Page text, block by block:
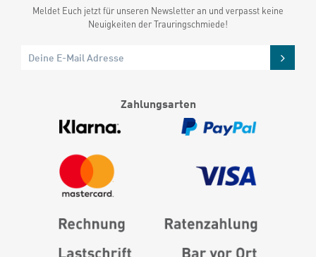
Meldet Euch jetzt für unseren Newsletter an und verpasst keine
Neuigkeiten der Trauringschmiede!
Zahlungsarten